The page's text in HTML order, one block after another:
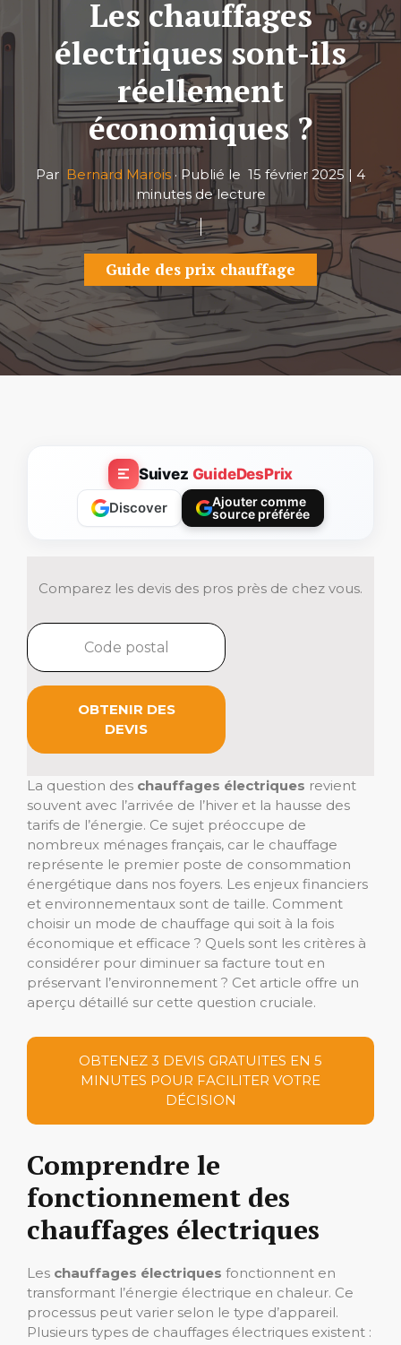
Les chauffages
électriques sont-ils
réellement
économiques ?
Par Bernard Marois · Publié le 15 février 2025 | 4
minutes de lecture
Guide des prix chauffage
Suivez GuideDesPrix
Discover
Ajouter comme
source préférée
Comparez les devis des pros près de chez vous.
OBTENIR DES
DEVIS
La question des chauffages électriques revient
souvent avec l’arrivée de l’hiver et la hausse des
tarifs de l’énergie. Ce sujet préoccupe de
nombreux ménages français, car le chauffage
représente le premier poste de consommation
énergétique dans nos foyers. Les enjeux financiers
et environnementaux sont de taille. Comment
choisir un mode de chauffage qui soit à la fois
économique et efficace ? Quels sont les critères à
considérer pour diminuer sa facture tout en
préservant l’environnement ? Cet article offre un
aperçu détaillé sur cette question cruciale.
OBTENEZ 3 DEVIS GRATUITES EN 5
MINUTES POUR FACILITER VOTRE
DÉCISION
Comprendre le
fonctionnement des
chauffages électriques
Les chauffages électriques fonctionnent en
transformant l’énergie électrique en chaleur. Ce
processus peut varier selon le type d’appareil.
Plusieurs types de chauffages électriques existent :